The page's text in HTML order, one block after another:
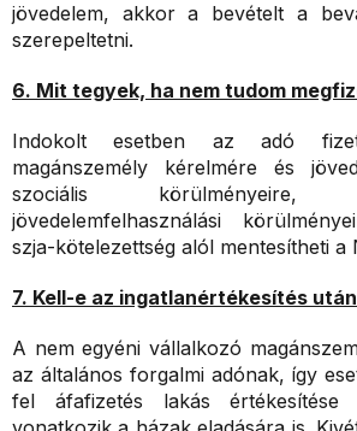
jövedelem, akkor a bevételt a
szerepeltetni.
6. Mit tegyek, ha nem tudom
Indokolt esetben az adó
magánszemély kérelmére és
szociális
jövedelemfelhasználási
szja-kötelezettség alól mentesítheti a
7. Kell-e az ingatlanértékesítés
A nem egyéni vállalkozó
az általános forgalmi adónak, így
fel áfafizetés lakás értékesítése